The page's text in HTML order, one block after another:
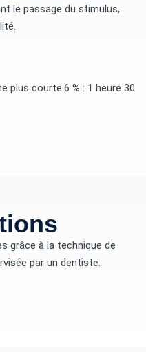
le passage du stimulus,
plus courte.6 % : 1 heure 30
grâce à la technique de
par un dentiste.